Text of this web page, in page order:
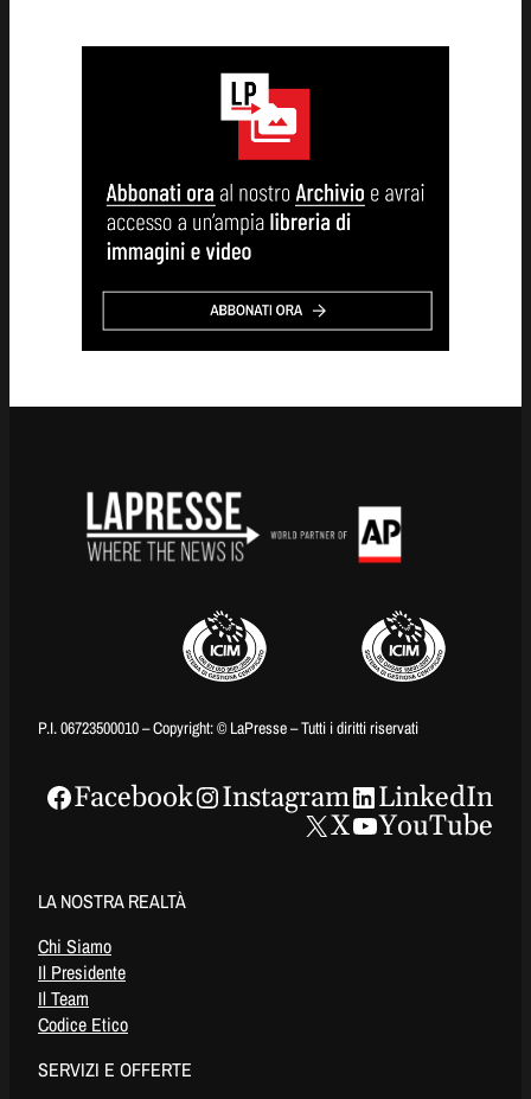
P.I. 06723500010 – Copyright: © LaPresse – Tutti i diritti riservati
Facebook Instagram
LinkedIn
X
YouTube
LA NOSTRA REALTÀ
Chi Siamo
Il Presidente
Il Team
Codice Etico
SERVIZI E OFFERTE